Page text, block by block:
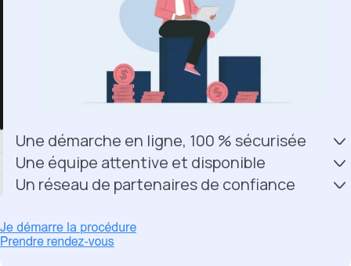
Une démarche en ligne, 100 % sécurisée
Une équipe attentive et disponible
Un réseau de partenaires de confiance